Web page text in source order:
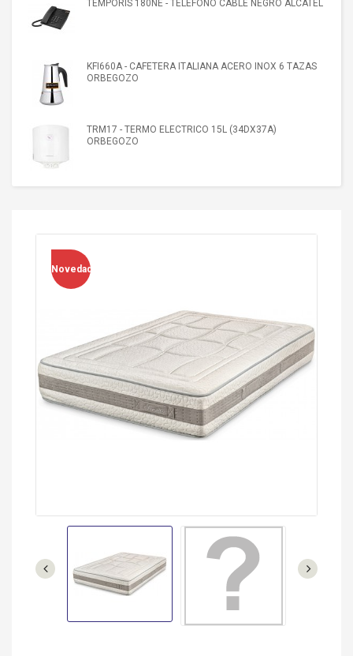
TEMPORIS 180NE - TELEFONO CABLE NEGRO ALCATEL
KFI660A - CAFETERA ITALIANA ACERO INOX 6 TAZAS
ORBEGOZO
TRM17 - TERMO ELECTRICO 15L (34DX37A)
ORBEGOZO
Novedad